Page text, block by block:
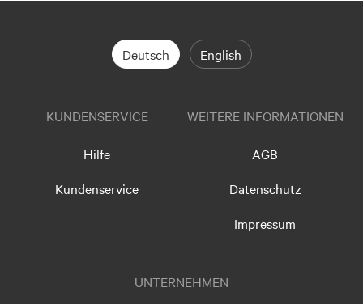
Deutsch English
KUNDENSERVICE
Hilfe
Kundenservice
WEITERE INFORMATIONEN
AGB
Datenschutz
Impressum
UNTERNEHMEN